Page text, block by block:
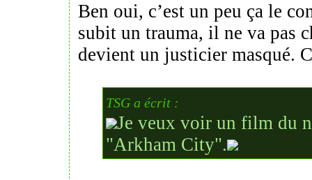
Ben oui, c’est un peu ça le
subit un trauma, il ne va pas
devient un justicier masqué.
TSG a écrit :
Je veux voir un film du
"Arkham City".